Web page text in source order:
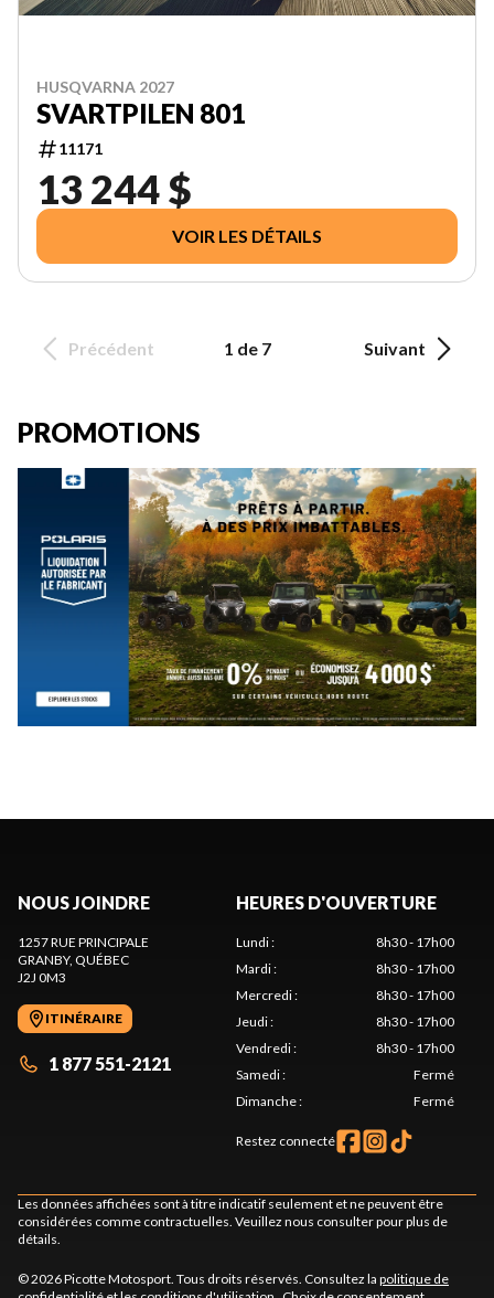
HUSQVARNA 2027
SVARTPILEN 801
11171
13 244 $
VOIR LES DÉTAILS
Précédent 1 de 7 Suivant
PROMOTIONS
NOUS JOINDRE
1257 RUE PRINCIPALE
GRANBY, QUÉBEC
J2J 0M3
ITINÉRAIRE
1 877 551-2121
HEURES D'OUVERTURE
Lundi:
8h30 - 17h00
Mardi:
8h30 - 17h00
Mercredi:
8h30 - 17h00
Jeudi:
8h30 - 17h00
Vendredi:
8h30 - 17h00
Samedi:
Fermé
Dimanche: Fermé
Restez connecté
Les données affichées sont à titre indicatif seulement et ne peuvent être
considérées comme contractuelles. Veuillez nous consulter pour plus de
détails.
© 2026 Picotte Motosport. Tous droits réservés. Consultez la politique de